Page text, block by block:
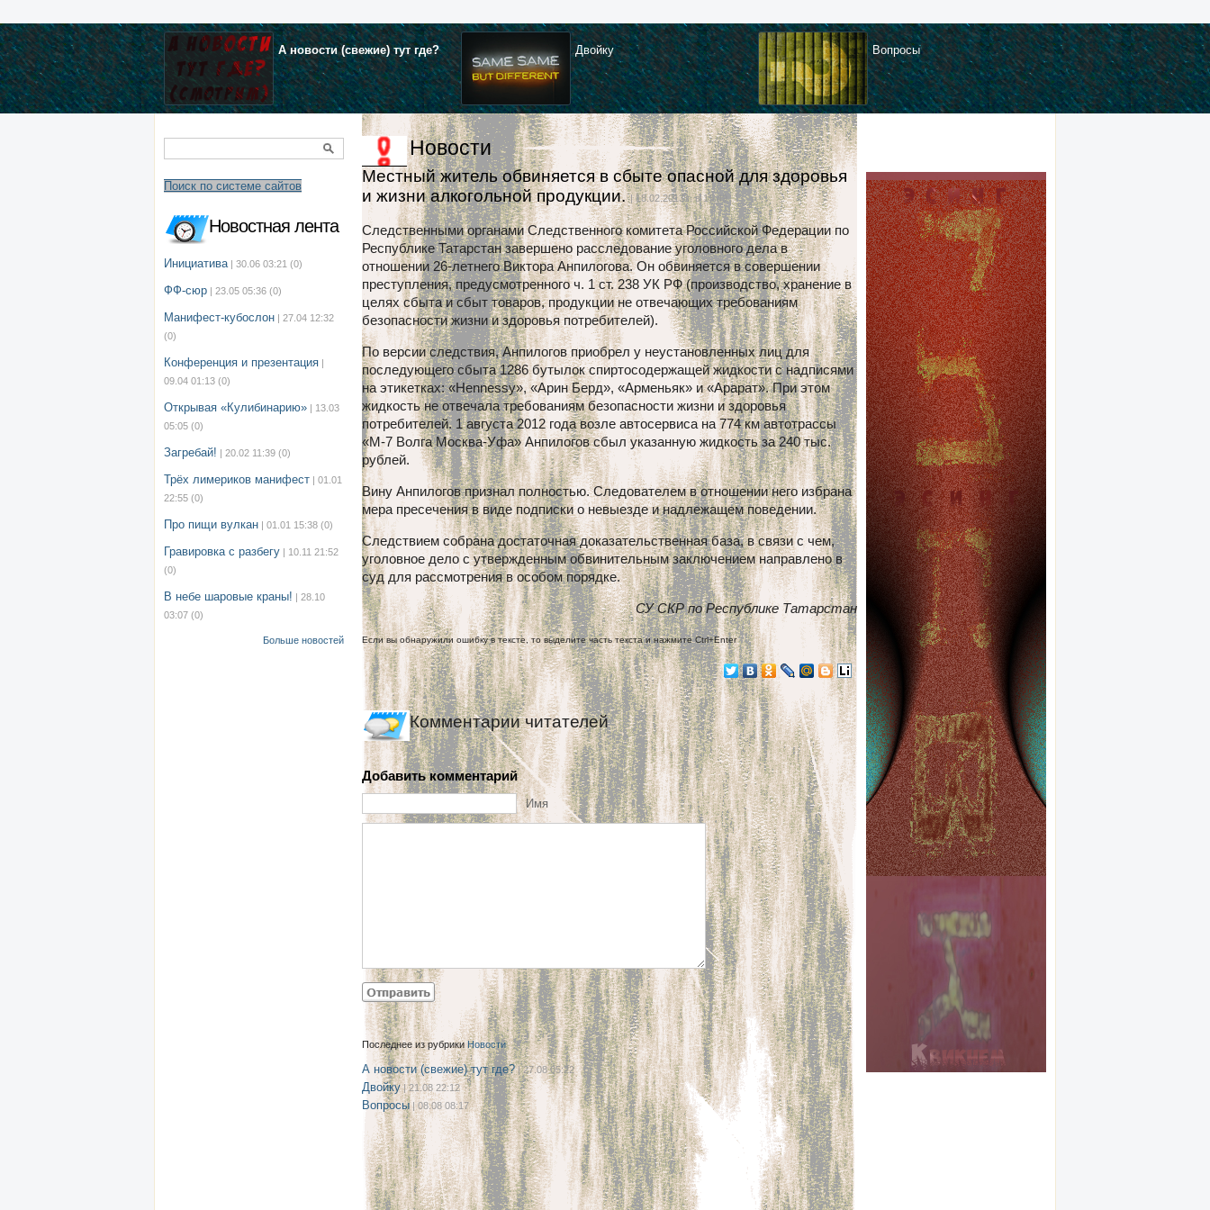
А новости (свежие) тут где? Двойку Вопросы
Поиск по системе сайтов
Новостная лента
Инициатива | 30.06 03:21 (0)
ФФ-сюр | 23.05 05:36 (0)
Манифест-кубослон | 27.04 12:32
(0)
Конференция и презентация |
09.04 01:13 (0)
Открывая «Кулибинарию» | 13.03
05:05 (0)
Загребай! | 20.02 11:39 (0)
Трёх лимериков манифест | 01.01
22:55 (0)
Про пищи вулкан | 01.01 15:38 (0)
Гравировка с разбегу | 10.11 21:52
(0)
В небе шаровые краны! | 28.10
03:07 (0)
Больше новостей
Новости
Местный житель обвиняется в сбыте опасной для здоровья
и жизни алкогольной продукции.| 18.02.2013 г. в 15:49
Следственными органами Следственного комитета Российской Федерации по
Республике Татарстан завершено расследование уголовного дела в
отношении 26-летнего Виктора Анпилогова. Он обвиняется в совершении
преступления, предусмотренного ч. 1 ст. 238 УК РФ (производство, хранение в
целях сбыта и сбыт товаров, продукции не отвечающих требованиям
безопасности жизни и здоровья потребителей).
По версии следствия, Анпилогов приобрел у неустановленных лиц для
последующего сбыта 1286 бутылок спиртосодержащей жидкости с надписями
на этикетках: «Hennessy», «Арин Берд», «Арменьяк» и «Арарат». При этом
жидкость не отвечала требованиям безопасности жизни и здоровья
потребителей. 1 августа 2012 года возле автосервиса на 774 км автотрассы
«М-7 Волга Москва-Уфа» Анпилогов сбыл указанную жидкость за 240 тыс.
рублей.
Вину Анпилогов признал полностью. Следователем в отношении него избрана
мера пресечения в виде подписки о невыезде и надлежащем поведении.
Следствием собрана достаточная доказательственная база, в связи с чем,
уголовное дело с утвержденным обвинительным заключением направлено в
суд для рассмотрения в особом порядке.
СУ СКР по Республике Татарстан
Если вы обнаружили ошибку в тексте, то выделите часть текста и нажмите Ctrl+Enter
Комментарии читателей
Добавить комментарий
Имя
Последнее из рубрики Новости
А новости (свежие) тут где?| 27.08 05:22
Двойку| 21.08 22:12
Вопросы| 08.08 08:17